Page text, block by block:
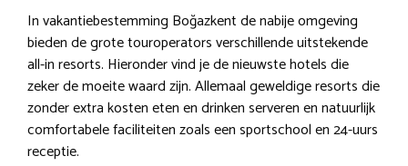
In vakantiebestemming Boğazkent de nabije omgeving
bieden de grote touroperators verschillende uitstekende
all-in resorts. Hieronder vind je de nieuwste hotels die
zeker de moeite waard zijn. Allemaal geweldige resorts die
zonder extra kosten eten en drinken serveren en natuurlijk
comfortabele faciliteiten zoals een sportschool en 24-uurs
receptie.